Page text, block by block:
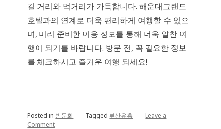
길 거리와 먹거리가 가득합니다. 해운대그랜드
호텔과의 연계로 더욱 편리하게 여행할 수 있으
며, 미리 준비한 이용 정보를 통해 더욱 알찬 여
행이 되기를 바랍니다. 방문 전, 꼭 필요한 정보
를 체크하시고 즐거운 여행 되세요!
Posted in 밤문화 Tagged 부산유흥
Leave a
Commenton